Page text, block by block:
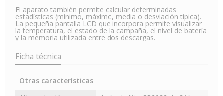
El aparato también permite calcular determinadas
estadísticas (mínimo, máximo, media o desviación típica).
La pequeña pantalla LCD que incorpora permite visualizar
la temperatura, el estado de la campaña, el nivel de batería
y la memoria utilizada entre dos descargas.
Ficha técnica
Otras características